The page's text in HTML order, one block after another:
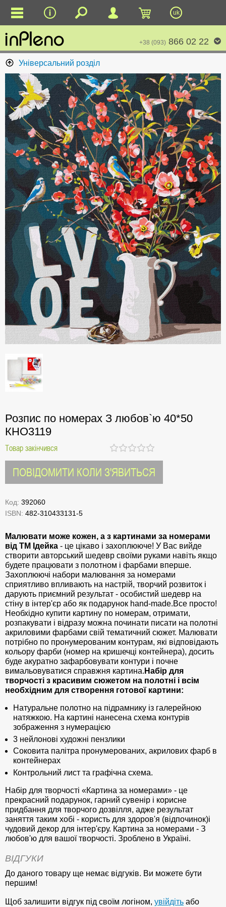
uk
+38 (093) 866 02 22
Універсальний розділ
Розпис по номерах З любов`ю 40*50
КНО3119
Товар закінчився
ПОВІДОМИТИ КОЛИ З'ЯВИТЬСЯ
Код: 392060
ISBN: 482-310433131-5
Малювати може кожен, а з картинами за номерами
від ТМ Ідейка - це цікаво і захоплююче! У Вас вийде
створити авторський шедевр своїми руками навіть якщо
будете працювати з полотном і фарбами вперше.
Захоплюючі набори малювання за номерами
сприятливо впливають на настрій, творчий розвиток і
дарують приємний результат - особистий шедевр на
стіну в інтер'єр або як подарунок hand-made.Все просто!
Необхідно купити картину по номерам, отримати,
розпакувати і відразу можна починати писати на полотні
акриловими фарбами свій тематичний сюжет. Малювати
потрібно по пронумерованим контурам, які відповідають
кольору фарби (номер на кришечці контейнера), досить
буде акуратно зафарбовувати контури і почне
вимальовуватися справжня картина. Набір для
творчості з красивим сюжетом на полотні і всім
необхідним для створення готової картини:
Натуральне полотно на підрамнику із галерейною
натяжкою. На картині нанесена схема контурів
зображення з нумерацією
3 нейлонові художні пензлики
Соковита палітра пронумерованих, акрилових фарб в
контейнерах
Контрольний лист та графічна схема.
Набір для творчості «Картина за номерами» - це
прекрасний подарунок, гарний сувенір і корисне
придбання для творчого дозвілля, адже результат
заняття таким хобі - користь для здоров'я (відпочинок)і
чудовий декор для інтер'єру. Картина за номерами - З
любов'ю для вашої творчості. Зроблено в Україні.
ВІДГУКИ
До даного товару ще немає відгуків. Ви можете бути
першим!
Щоб залишити відгук під своїм логіном, увійдіть або